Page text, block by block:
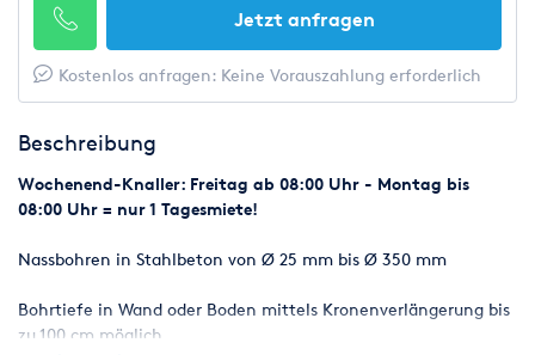
Jetzt anfragen
Kostenlos anfragen: Keine Vorauszahlung erforderlich
Beschreibung
Wochenend-Knaller: Freitag ab 08:00 Uhr - Montag bis
08:00 Uhr = nur 1 Tagesmiete!
Nassbohren in Stahlbeton von Ø 25 mm bis Ø 350 mm
Bohrtiefe in Wand oder Boden mittels Kronenverlängerung bis
zu 100 cm möglich.